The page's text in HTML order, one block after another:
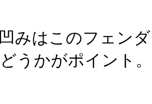
みはこのフェン
うかがポイント。